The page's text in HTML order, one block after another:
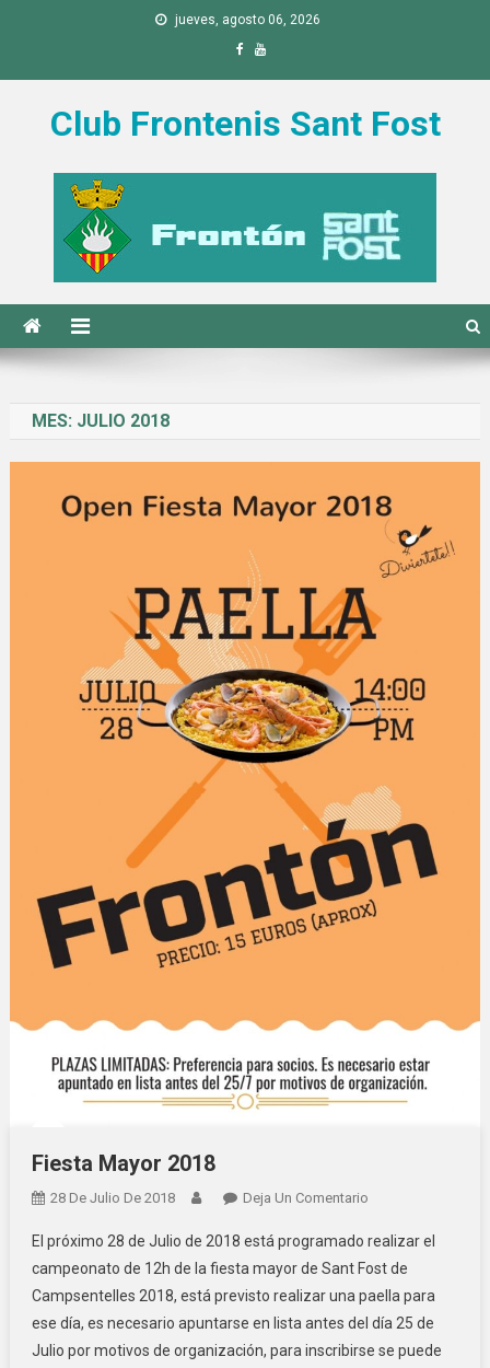
jueves, agosto 06, 2026
Club Frontenis Sant Fost
MES: JULIO 2018
Fiesta Mayor 2018
28 De Julio De 2018 Deja Un Comentario
El próximo 28 de Julio de 2018 está programado realizar el
campeonato de 12h de la fiesta mayor de Sant Fost de
Campsentelles 2018, está previsto realizar una paella para
ese día, es necesario apuntarse en lista antes del día 25 de
Julio por motivos de organización, para inscribirse se puede